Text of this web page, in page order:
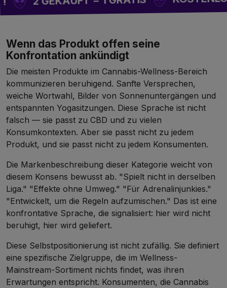
Wenn das Produkt offen seine
Konfrontation ankündigt
Die meisten Produkte im Cannabis-Wellness-Bereich
kommunizieren beruhigend. Sanfte Versprechen,
weiche Wortwahl, Bilder von Sonnenuntergängen und
entspannten Yogasitzungen. Diese Sprache ist nicht
falsch — sie passt zu CBD und zu vielen
Konsumkontexten. Aber sie passt nicht zu jedem
Produkt, und sie passt nicht zu jedem Konsumenten.
Die Markenbeschreibung dieser Kategorie weicht von
diesem Konsens bewusst ab. "Spielt nicht in derselben
Liga." "Effekte ohne Umweg." "Für Adrenalinjunkies."
"Entwickelt, um die Regeln aufzumischen." Das ist eine
konfrontative Sprache, die signalisiert: hier wird nicht
beruhigt, hier wird geliefert.
Diese Selbstpositionierung ist nicht zufällig. Sie definiert
eine spezifische Zielgruppe, die im Wellness-
Mainstream-Sortiment nichts findet, was ihren
Erwartungen entspricht. Konsumenten, die Cannabis